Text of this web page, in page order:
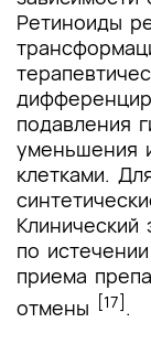
Ретиноиды
подавления
уменьшения
клетками.
по
приема
отмены [17].